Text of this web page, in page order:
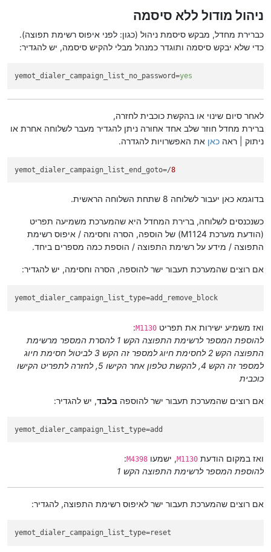
ניהול מודול ללא סיסמה
כברירת מחדל, מבקש סיסמת ניהול (כגון: לפני איפוס רשימת תפוצה).
כדי שלא יבקש סיסמה ותוגדר כמנהל מבלי להקיש סיסמה, יש להגדיר:
yemot_dialer_campaign_list_no_password=yes
לאחר סיום שינוי או בהקשת כוכבית לחזרה,
ברירת מחדל חוזר שלב אחד אחורה ניתן להגדיר מעבר לשלוחה אחרת או
ניתוק | ראה כאן את האפשרויות להגדרה.
yemot_dialer_campaign_list_end_goto=/8
בדוגמא כאן יעבור לשלוחה 8 שתחת השלוחה הראשית.
כשנכנסים לשלוחה, ברירת המחדל היא שהמערכת משמיעה תפריט
(הודעת מערכת M1124) של הוספה, הסרה וחסימה / איפוס רשימת
התפוצה / מידע על רשימת התפוצה / הוספת כמה מספרים ביחד.
אם רוצים שהמערכת תעבור ישר להוספה, הסרה וחסימה, יש להגדיר:
yemot_dialer_campaign_list_type=add_remove_block
ואז משמיע ישירות את תפריט M1130
:
להוספת המספר לרשימת התפוצה הקש 1 להסרת המספר מרשימת
התפוצה הקש 2 לחסימת חיוג למספר זה הקש 3 לביטול חסימת חיוג
למספר זה הקש 4, להקשת טלפון אחר הקישו 5, לחזרה לתפריט הקישו
כוכבית
אם רוצים שהמערכת תעבור ישר להוספה בלבד, יש להגדיר:
yemot_dialer_campaign_list_type=add
ואז במקום הודעת M1130, ישמעו M4398
:
להוספת המספר לרשימת התפוצה הקש 1
אם רוצים שהמערכת תעבור ישר לאיפוס רשימת התפוצה, להגדיר:
yemot_dialer_campaign_list_type=reset